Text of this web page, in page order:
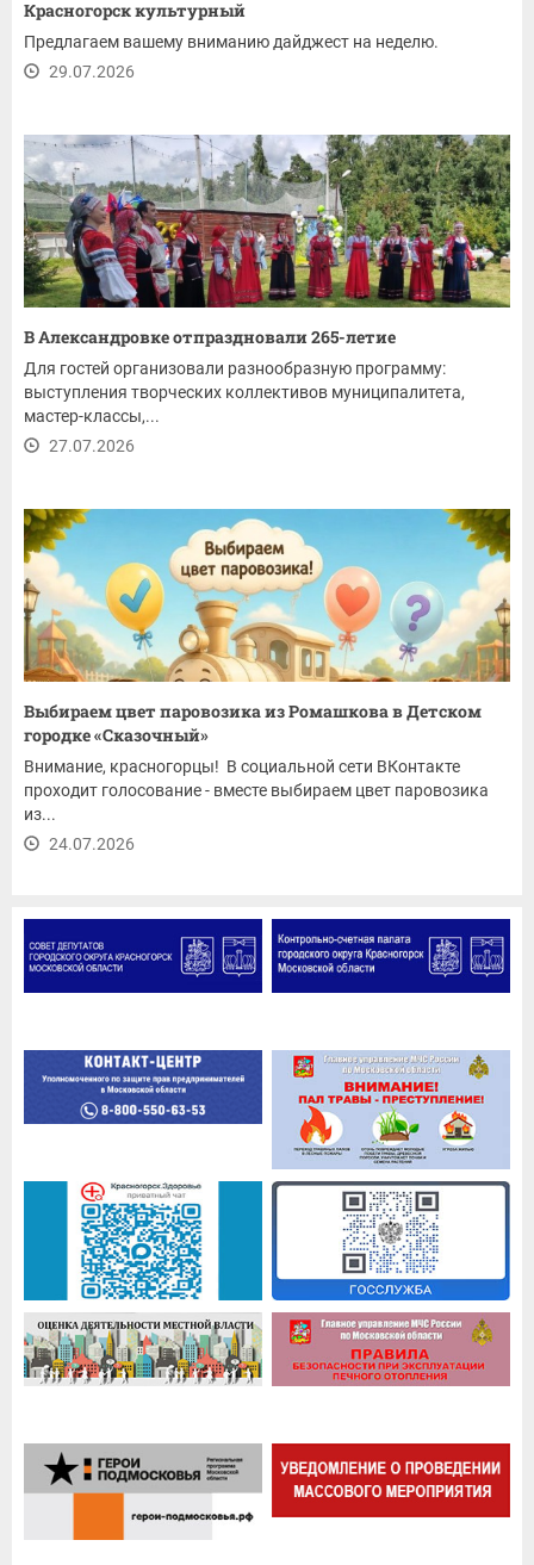
Красногорск культурный
Предлагаем вашему вниманию дайджест на неделю.
29.07.2026
В Александровке отпраздновали 265-летие
Для гостей организовали разнообразную программу:
выступления творческих коллективов муниципалитета,
мастер-классы,...
27.07.2026
Выбираем цвет паровозика из Ромашкова в Детском
городке «Сказочный»
Внимание, красногорцы! В социальной сети ВКонтакте
проходит голосование - вместе выбираем цвет паровозика
из...
24.07.2026